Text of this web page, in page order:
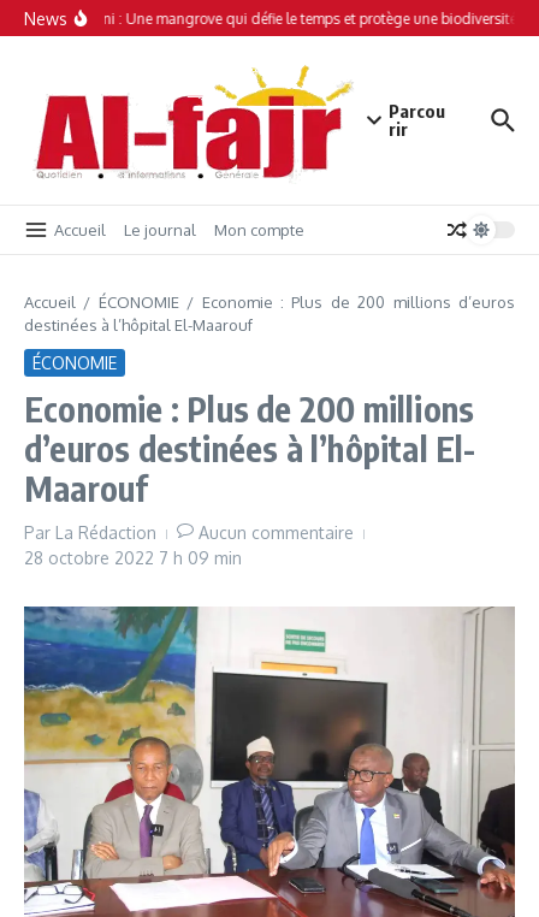
Aller au contenu
News
Simamboini : Une mangrove qui défie le temps et protège une biodiversité
Parcou
rir
Accueil Le journal Mon compte
Accueil / ÉCONOMIE/ Economie : Plus de 200 millions d’euros
destinées à l’hôpital El-Maarouf
ÉCONOMIE
Economie : Plus de 200 millions
d’euros destinées à l’hôpital El-
Maarouf
Par La Rédaction
Aucun commentaire
28 octobre 2022 7 h 09 min